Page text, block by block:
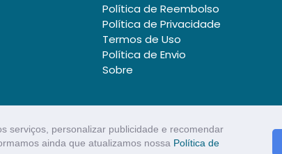
serviços, personalizar publicidade e recomendar
ainda que atualizamos nossa Política de
Política de Reembolso
Política de Privacidade
Termos de Uso
Política de Envio
Sobre